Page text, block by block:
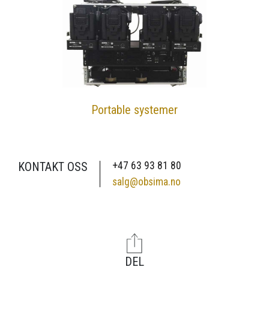
Portable systemer
KONTAKT OSS
+47 63 93 81 80
salg@obsima.no
DEL